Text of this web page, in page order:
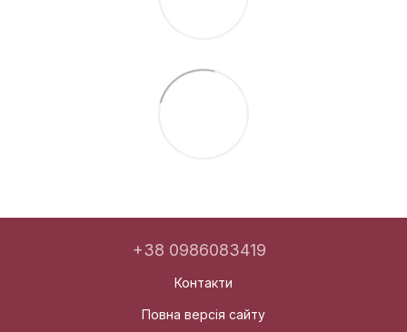
+38 0986083419
Контакти
Повна версія сайту